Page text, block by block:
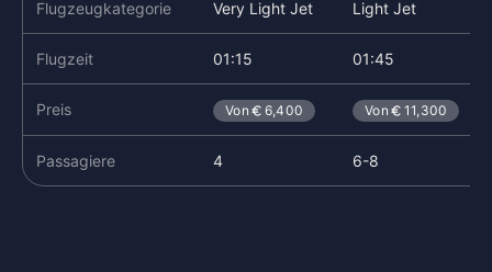
Flugzeugkategorie Very Light Jet Light Jet
Flugzeit 01:15 01:45
Preis Von 6,400 Von 11,300
Passagiere 4 6-8